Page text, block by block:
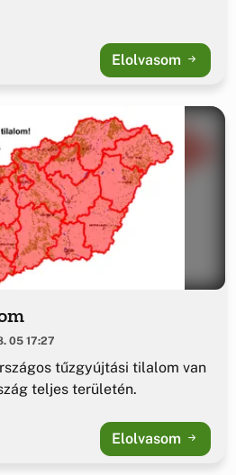
Elolvasom
05 17:27
tűzgyújtási tilalom van
teljes területén.
Elolvasom